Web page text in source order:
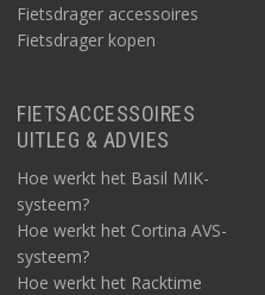
Fietsdrager accessoires
Fietsdrager kopen
FIETSACCESSOIRES
UITLEG & ADVIES
Hoe werkt het Basil MIK-
systeem?
Hoe werkt het Cortina AVS-
systeem?
Hoe werkt het Racktime